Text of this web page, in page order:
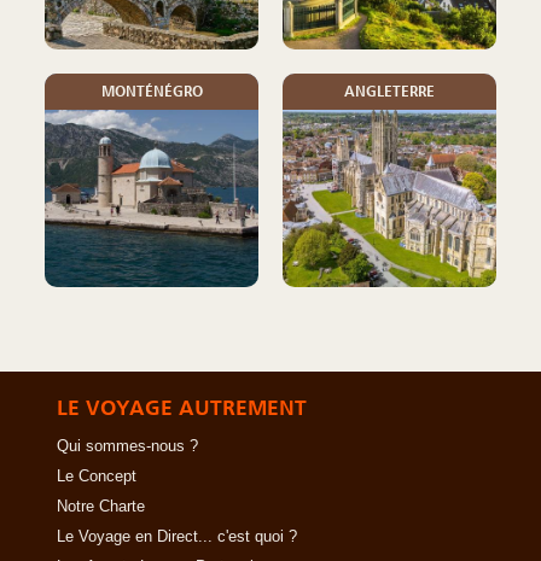
MONTÉNÉGRO ANGLETERRE
LE VOYAGE AUTREMENT
Qui sommes-nous ?
Le Concept
Notre Charte
Le Voyage en Direct... c'est quoi ?